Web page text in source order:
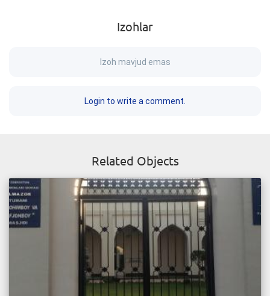
Izohlar
Izoh mavjud emas
Login to write a comment.
Related Objects